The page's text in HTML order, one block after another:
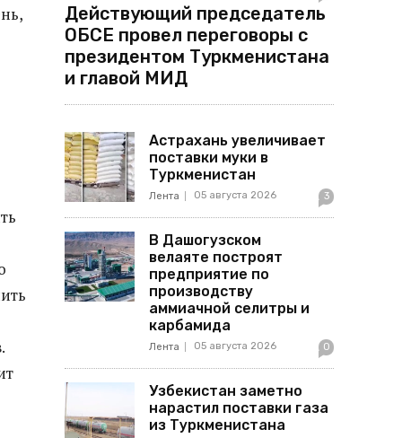
Действующий председатель
ОБСЕ провел переговоры с
президентом Туркменистана
и главой МИД
Астрахань увеличивает
поставки муки в
Туркменистан
Лента 05 августа 2026 3
В Дашогузском
велаяте построят
предприятие по
производству
аммиачной селитры и
карбамида
Лента 05 августа 2026 0
Узбекистан заметно
нарастил поставки газа
из Туркменистана